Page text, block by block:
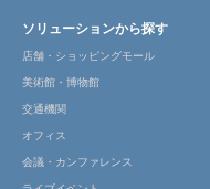
ソリューションから探す
店舗・ショッピングモール
美術館・博物館
交通機関
オフィス
会議・カンファレンス